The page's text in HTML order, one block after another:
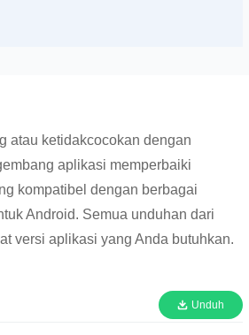
atau ketidakcocokan dengan
aplikasi memperbaiki
kompatibel dengan berbagai
Android. Semua unduhan dari
versi aplikasi yang Anda butuhkan.
Unduh